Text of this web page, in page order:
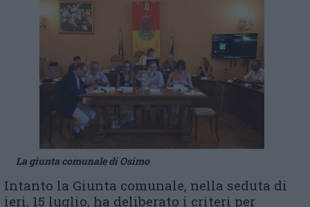
La giunta comunale di Osimo
Intanto la Giunta comunale, nella seduta di
ieri, 15 luglio, ha deliberato i criteri per